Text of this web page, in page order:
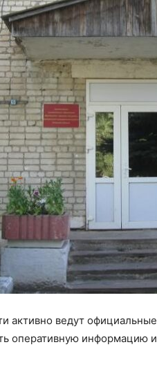
активно ведут
оперативную информацию